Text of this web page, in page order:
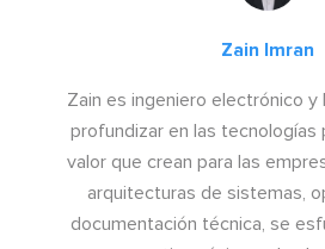
Zain Imran
Zain es ingeniero electrónico y
profundizar en las tecnologías
valor que crean para las
arquitecturas de sistemas,
documentación técnica, se